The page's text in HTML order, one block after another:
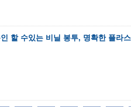
할 수있는 비닐 봉투, 명확한 플라